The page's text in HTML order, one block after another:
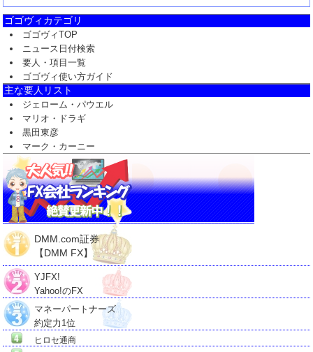
ゴゴヴィカテゴリ
ゴゴヴィTOP
ニュース日付検索
要人・項目一覧
ゴゴヴィ使い方ガイド
主な要人リスト
ジェローム・パウエル
マリオ・ドラギ
黒田東彦
マーク・カーニー
DMM.com証券
【DMM FX】
YJFX!
Yahoo!のFX
マネーパートナーズ
約定力1位
ヒロセ通商